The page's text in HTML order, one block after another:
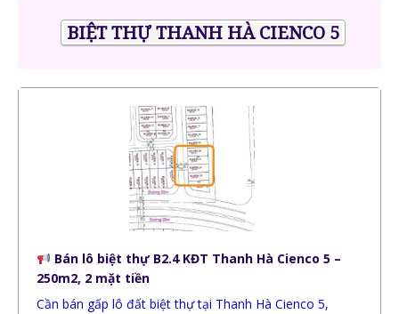
BIỆT THỰ THANH HÀ CIENCO 5
Bán lô biệt thự B2.4 KĐT Thanh Hà Cienco 5 –
250m2, 2 mặt tiền
Cần bán gấp lô đất biệt thự tại Thanh Hà Cienco 5,